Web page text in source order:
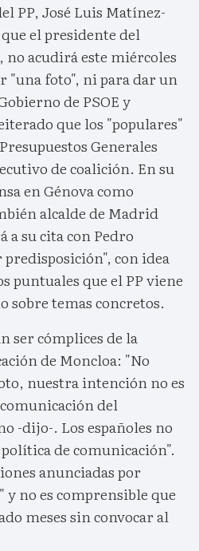
PP, José Luis Matínez-
el presidente del
no acudirá este miércoles
"una foto", ni para dar un
de PSOE y
que los "populares"
Generales
de coalición. En su
en Génova como
alcalde de Madrid
a su cita con Pedro
con idea
puntuales que el PP viene
sobre temas concretos.
ser cómplices de la
de Moncloa: "No
nuestra intención no es
del
-dijo-. Los españoles no
de comunicación".
anunciadas por
y no es comprensible que
meses sin convocar al